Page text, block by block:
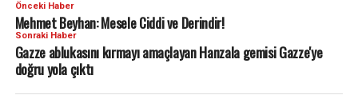
Önceki Haber
Mehmet Beyhan: Mesele Ciddi ve Derindir!
Sonraki Haber
Gazze ablukasını kırmayı amaçlayan Hanzala gemisi Gazze'ye
doğru yola çıktı